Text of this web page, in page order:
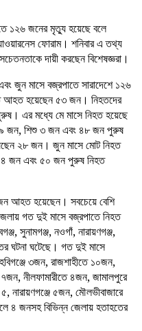
১২৬ জনের মৃত্যু হয়েছে বলে
ফোরাম। শনিবার এ তথ্য
দায়ী করছেন বিশেষজ্ঞরা।
জুন মাসে বজ্রপাতে সারাদেশে ১২৬
আহত হয়েছেন ৫৩ জন। নিহতদের
এর মধ্যে মে মাসে নিহত হয়েছে
৯ জন, শিশু ৩ জন এবং ৪৮ জন পুরুষ
২৮ জন। জুন মাসে মোট নিহত
৪ জন এবং ৫০ জন পুরুষ নিহত
আহত হয়েছেন। সবচেয়ে বেশি
গত দুই মাসে বজ্রপাতে নিহত
সুনামগঞ্জ, নওগাঁ, নারায়ণগঞ্জ,
ঘটনা ঘটেছে। গত দুই মাসে
৩জন, রাজশাহীতে ১০জন,
নীলফামারীতে ৪জন, জামালপুরে
৫জন, মৌলভীবাজারে
৪ জনসহ বিভিন্ন জেলায় হতাহতের